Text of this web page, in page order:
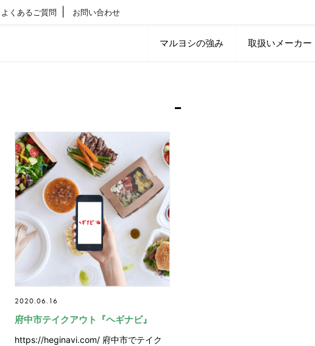
よくあるご質問 お問い合わせ
マルヨシの強み 取扱いメーカー
2020.06.16
府中市テイクアウト『ヘギナビ』
https://heginavi.com/ 府中市でテイク